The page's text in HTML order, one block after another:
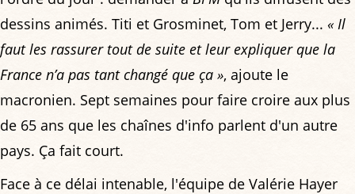
dessins animés. Titi et Grosminet, Tom et Jerry... « Il
faut les rassurer tout de suite et leur expliquer que la
France n’a pas tant changé que ça », ajoute le
macronien. Sept semaines pour faire croire aux plus
de 65 ans que les chaînes d'info parlent d'un autre
pays. Ça fait court.
Face à ce délai intenable, l'équipe de Valérie Hayer